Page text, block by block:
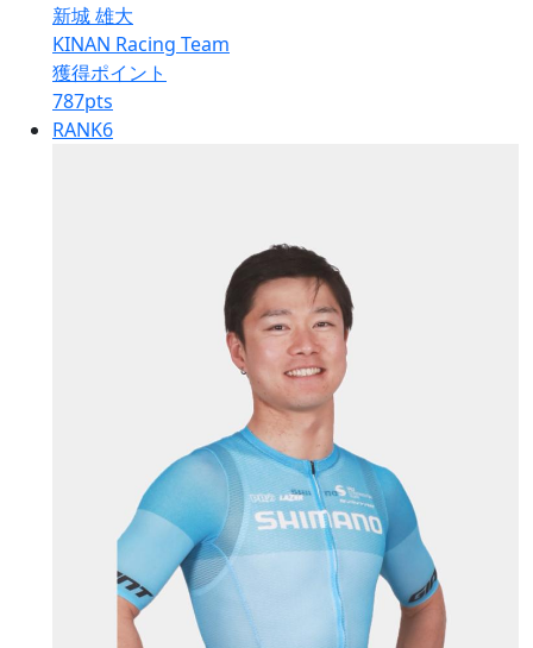
新城 雄大
KINAN Racing Team
獲得ポイント
787pts
RANK6